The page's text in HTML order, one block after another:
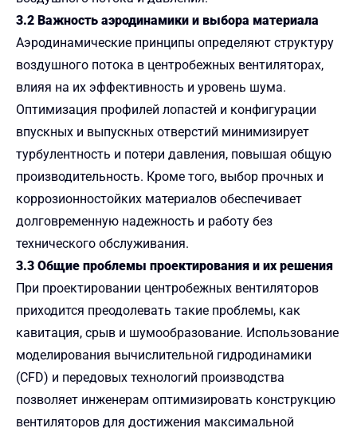
3.2 Важность аэродинамики и выбора материала
Аэродинамические принципы определяют структуру
воздушного потока в центробежных вентиляторах,
влияя на их эффективность и уровень шума.
Оптимизация профилей лопастей и конфигурации
впускных и выпускных отверстий минимизирует
турбулентность и потери давления, повышая общую
производительность. Кроме того, выбор прочных и
коррозионностойких материалов обеспечивает
долговременную надежность и работу без
технического обслуживания.
3.3 Общие проблемы проектирования и их решения
При проектировании центробежных вентиляторов
приходится преодолевать такие проблемы, как
кавитация, срыв и шумообразование. Использование
моделирования вычислительной гидродинамики
(CFD) и передовых технологий производства
позволяет инженерам оптимизировать конструкцию
вентиляторов для достижения максимальной